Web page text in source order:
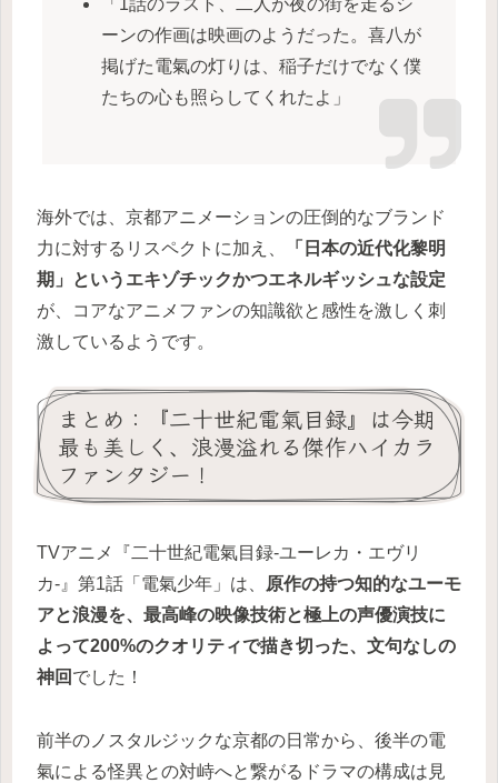
「1話のラスト、二人が夜の街を走るシ
ーンの作画は映画のようだった。喜八が
掲げた電氣の灯りは、稲子だけでなく僕
たちの心も照らしてくれたよ」
海外では、京都アニメーションの圧倒的なブランド
力に対するリスペクトに加え、
「日本の近代化黎明
期」というエキゾチックかつエネルギッシュな設定
が、コアなアニメファンの知識欲と感性を激しく刺
激しているようです。
まとめ：『二十世紀電氣目録』は今期
最も美しく、浪漫溢れる傑作ハイカラ
ファンタジー！
TVアニメ『二十世紀電氣目録-ユーレカ・エヴリ
カ-』第1話「電氣少年」は、
原作の持つ知的なユーモ
アと浪漫を、最高峰の映像技術と極上の声優演技に
よって200%のクオリティで描き切った、文句なしの
神回 でした！
前半のノスタルジックな京都の日常から、後半の電
氣による怪異との対峙へと繋がるドラマの構成は見